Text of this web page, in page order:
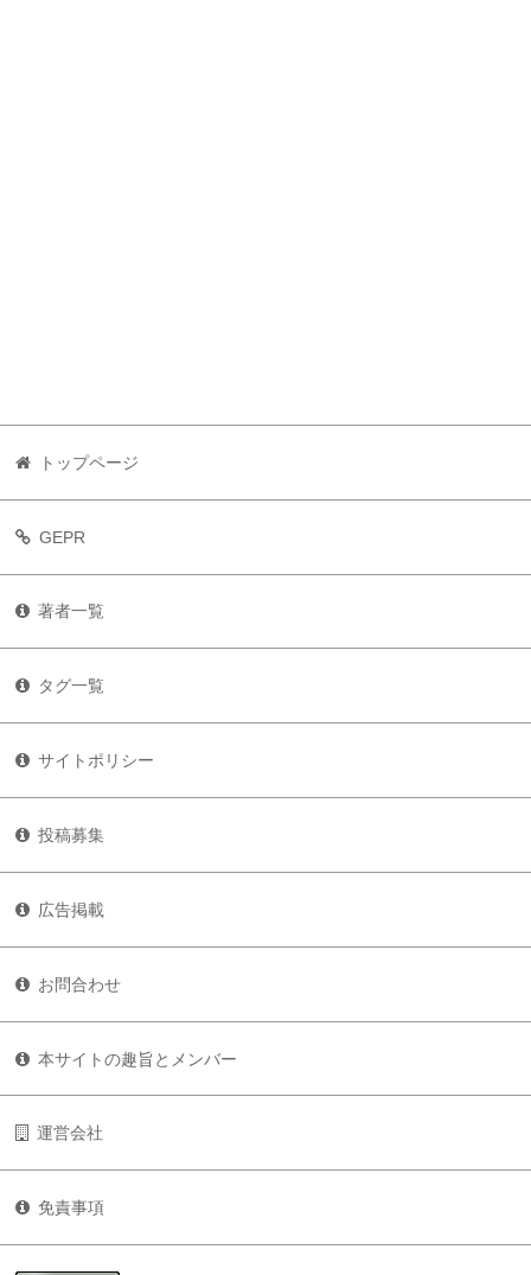
トップページ
GEPR
著者一覧
タグ一覧
サイトポリシー
投稿募集
広告掲載
お問合わせ
本サイトの趣旨とメンバー
運営会社
免責事項